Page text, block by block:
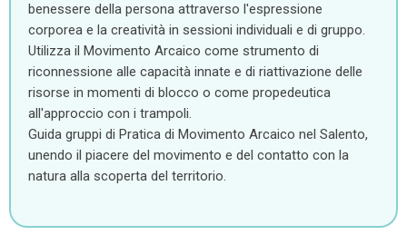
benessere della persona attraverso l'espressione
corporea e la creatività in sessioni individuali e di gruppo.
Utilizza il Movimento Arcaico come strumento di
riconnessione alle capacità innate e di riattivazione delle
risorse in momenti di blocco o come propedeutica
all'approccio con i trampoli.
Guida gruppi di Pratica di Movimento Arcaico nel Salento,
unendo il piacere del movimento e del contatto con la
natura alla scoperta del territorio.